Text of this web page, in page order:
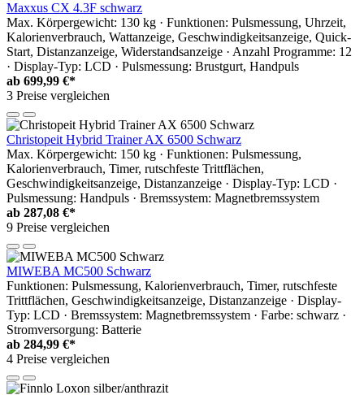
Maxxus CX 4.3F schwarz
Max. Körpergewicht: 130 kg · Funktionen: Pulsmessung, Uhrzeit,
Kalorienverbrauch, Wattanzeige, Geschwindigkeitsanzeige, Quick-
Start, Distanzanzeige, Widerstandsanzeige · Anzahl Programme: 12
· Display-Typ: LCD · Pulsmessung: Brustgurt, Handpuls
ab 699,99 €*
3 Preise vergleichen
Christopeit Hybrid Trainer AX 6500 Schwarz
Max. Körpergewicht: 150 kg · Funktionen: Pulsmessung,
Kalorienverbrauch, Timer, rutschfeste Trittflächen,
Geschwindigkeitsanzeige, Distanzanzeige · Display-Typ: LCD ·
Pulsmessung: Handpuls · Bremssystem: Magnetbremssystem
ab 287,08 €*
9 Preise vergleichen
MIWEBA MC500 Schwarz
Funktionen: Pulsmessung, Kalorienverbrauch, Timer, rutschfeste
Trittflächen, Geschwindigkeitsanzeige, Distanzanzeige · Display-
Typ: LCD · Bremssystem: Magnetbremssystem · Farbe: schwarz ·
Stromversorgung: Batterie
ab 284,99 €*
4 Preise vergleichen